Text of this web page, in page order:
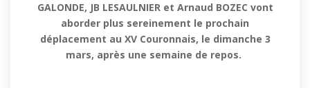
GALONDE, JB LESAULNIER et Arnaud BOZEC vont
aborder plus sereinement le prochain
déplacement au XV Couronnais, le dimanche 3
mars, après une semaine de repos.